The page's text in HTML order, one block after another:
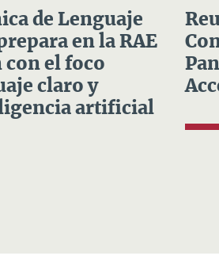
de Lenguaje
en la RAE
el foco
claro y
artificial